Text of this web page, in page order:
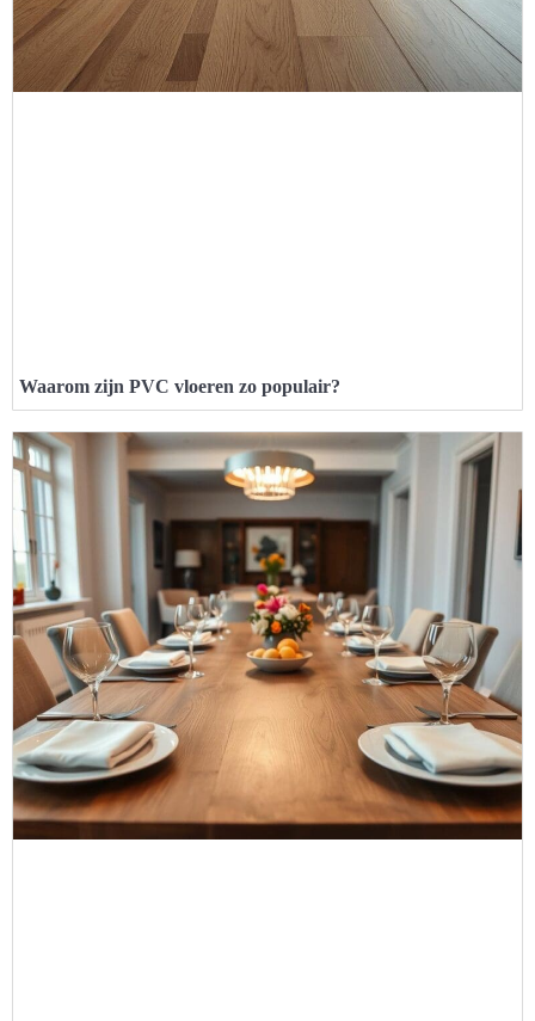
Waarom zijn PVC vloeren zo populair?